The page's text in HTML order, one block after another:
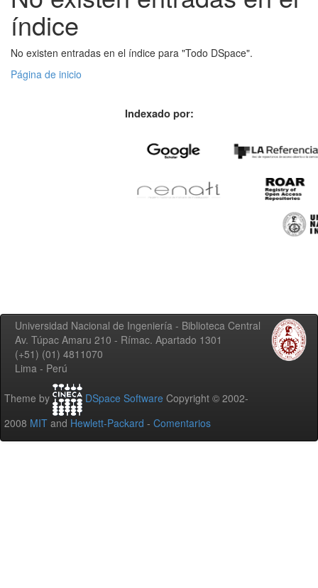
índice
No existen entradas en el índice para "Todo DSpace".
Página de inicio
Indexado por:
Universidad Nacional de Ingeniería - Biblioteca Central
Av. Túpac Amaru 210 - Rímac. Apartado 1301
(+51) (01) 4811070
Lima - Perú
Theme by DSpace Software Copyright © 2002-
2008 MIT and Hewlett-Packard - Comentarios